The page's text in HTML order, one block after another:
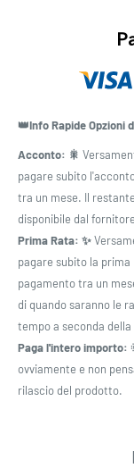
👑Info Rapide Opzioni
Acconto: 🎇
pagare subito
tra un mese. Il
disponibile dal
Prima Rata: ✨
pagare subito la
pagamento tra un
di quando saranno le
tempo a seconda
Paga l'intero importo:
ovviamente e non
rilascio del prodotto.